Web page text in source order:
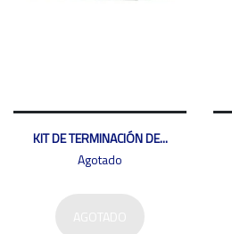
KIT DE TERMINACIÓN DE...
Agotado